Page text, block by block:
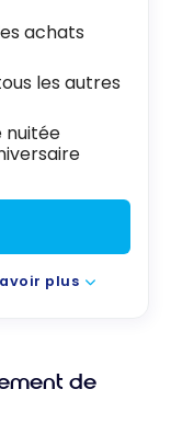
achats
les autres
nuitée
plus
de